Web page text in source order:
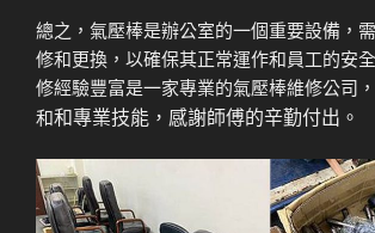
總之，氣壓棒是辦公室的一個重要設備，
修和更換，以確保其正常運作和員工的安
修經驗豐富是一家專業的氣壓棒維修公司
和和專業技能，感謝師傅的辛勤付出。